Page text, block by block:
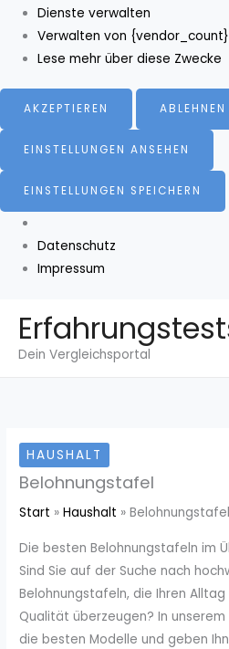
Dienste verwalten
Verwalten von
Lese mehr über diese Zwecke
AKZEPTIEREN ABLEHNEN
EINSTELLUNGEN ANSEHEN
EINSTELLUNGEN SPEICHERN
Datenschutz
Impressum
Inhalt
springen
Dein Vergleichsportal
HAUSHALT
Belohnungstafel
Start Haushalt Belohnungstafel
Die besten Belohnungstafeln im
Sind Sie auf der Suche nach
Belohnungstafeln, die Ihren
Qualität überzeugen? In
die besten Modelle und geben